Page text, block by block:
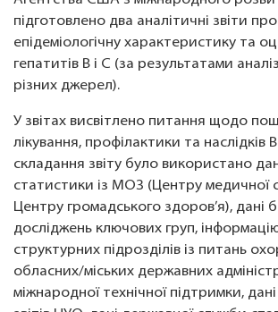
підготовлено два аналітичні звіти про
епідеміологічну характеристику та
гепатитів B і C (за результатами
різних джерел).
У звітах висвітлено питання щодо
лікування, профілактики та наслідків
складання звіту було використано
статистики із МОЗ (Центру медичної
Центру громадського здоров’я), дані
досліджень ключових груп,
структурних підрозділів із питань
обласних/міських державних
міжнародної технічної підтримки,